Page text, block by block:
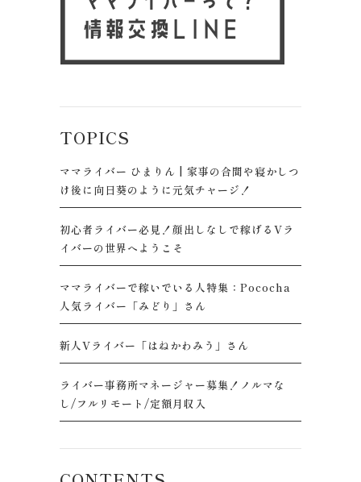
TOPICS
ママライバー ひまりん | 家事の合間や寝かしつ
け後に向日葵のように元気チャージ！
初心者ライバー必見！顔出しなしで稼げるVラ
イバーの世界へようこそ
ママライバーで稼いでいる人特集：Pococha
人気ライバー「みどり」さん
新人Vライバー「はねかわみう」さん
ライバー事務所マネージャー募集！ノルマな
し/フルリモート/定額月収入